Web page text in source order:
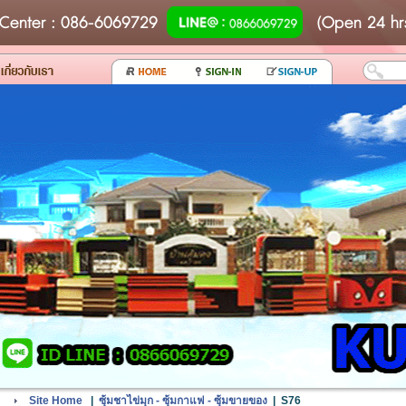
: 086-6069729 (Open 24
Site Home ซุ้มชาไข่มุก - ซุ้มกาแฟ - ซุ้มขายของ S76